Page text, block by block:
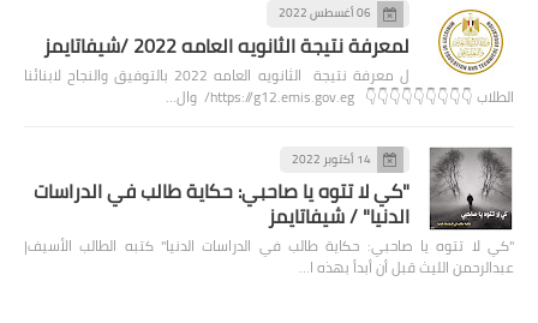
06 أغسطس 2022
لمعرفة نتيجة الثانويه العامه 2022 /شيفاتايمز
ل معرفة نتيجة الثانويه العامه 2022 بالتوفيق والنجاح لابنائنا
الطلاب 👇👇👇👇👇👇👇👇👇 https://g12.emis.gov.eg/ وال…
14 أكتوبر 2022
"كي لا تتوه يا صاحبي: حكاية طالب في الدراسات
الدنيا" / شيفاتايمز
"كي لا تتوه يا صاحبي: حكاية طالب في الدراسات الدنيا" كتبه الطالب الأسيف|
عبدالرحمن الليث قبل أن أبدأ بهذه ا…